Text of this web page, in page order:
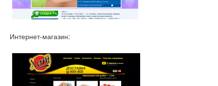
Интернет-магазин: